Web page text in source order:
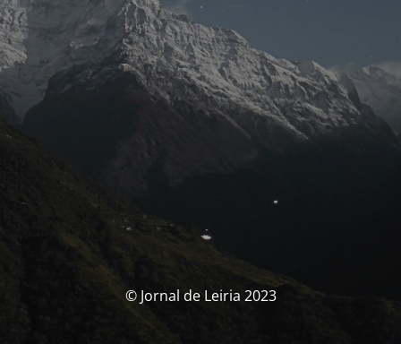
© Jornal de Leiria 2023